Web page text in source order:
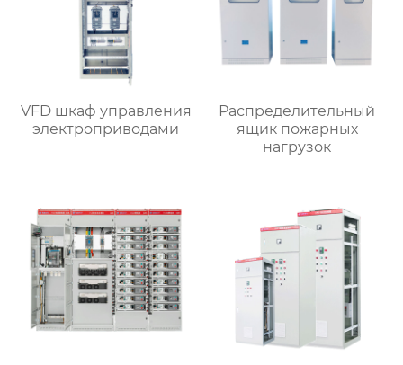
VFD шкаф управления
электроприводами
Распределительный
ящик пожарных
нагрузок